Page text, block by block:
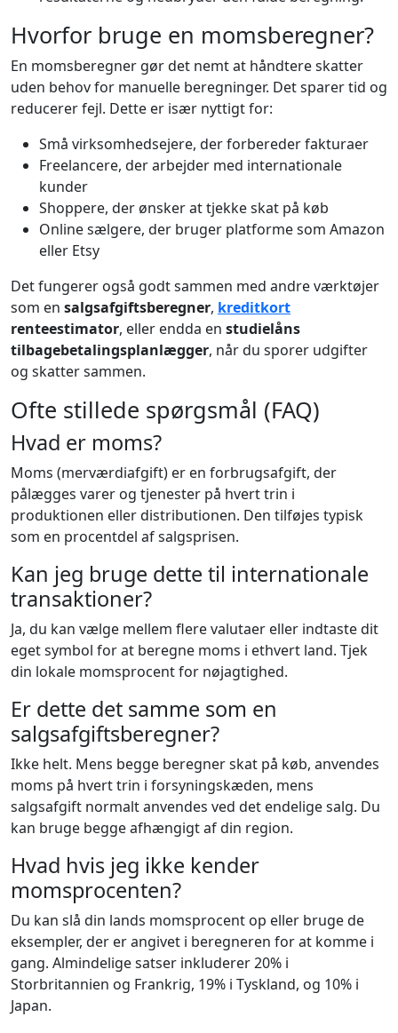
Hvorfor bruge en momsberegner?
En momsberegner gør det nemt at håndtere skatter
uden behov for manuelle beregninger. Det sparer tid og
reducerer fejl. Dette er især nyttigt for:
Små virksomhedsejere, der forbereder fakturaer
Freelancere, der arbejder med internationale
kunder
Shoppere, der ønsker at tjekke skat på køb
Online sælgere, der bruger platforme som Amazon
eller Etsy
Det fungerer også godt sammen med andre værktøjer
som en salgsafgiftsberegner, kreditkort
renteestimator, eller endda en studielåns
tilbagebetalingsplanlægger, når du sporer udgifter
og skatter sammen.
Ofte stillede spørgsmål (FAQ)
Hvad er moms?
Moms (merværdiafgift) er en forbrugsafgift, der
pålægges varer og tjenester på hvert trin i
produktionen eller distributionen. Den tilføjes typisk
som en procentdel af salgsprisen.
Kan jeg bruge dette til internationale
transaktioner?
Ja, du kan vælge mellem flere valutaer eller indtaste dit
eget symbol for at beregne moms i ethvert land. Tjek
din lokale momsprocent for nøjagtighed.
Er dette det samme som en
salgsafgiftsberegner?
Ikke helt. Mens begge beregner skat på køb, anvendes
moms på hvert trin i forsyningskæden, mens
salgsafgift normalt anvendes ved det endelige salg. Du
kan bruge begge afhængigt af din region.
Hvad hvis jeg ikke kender
momsprocenten?
Du kan slå din lands momsprocent op eller bruge de
eksempler, der er angivet i beregneren for at komme i
gang. Almindelige satser inkluderer 20% i
Storbritannien og Frankrig, 19% i Tyskland, og 10% i
Japan.